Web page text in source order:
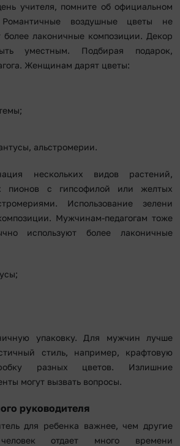
учителя, помните об официальном
Романтичные воздушные цветы не
более лаконичные композиции. Декор
уместным. Подбирая подарок,
Женщинам дарят цветы:
альстромерии.
нескольких видов растений,
пионов с гипсофилой или желтых
Использование зелени
Мужчинам-педагогам тоже
используют более лаконичные
упаковку. Для мужчин лучше
стиль, например, крафтовую
разных цветов. Излишние
могут вызвать вопросы.
руководителя
для ребенка важнее, чем другие
отдает много времени